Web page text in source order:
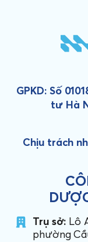
GPKD: Số
tư Hà
Chịu trách
Trụ sở: Lô
phường